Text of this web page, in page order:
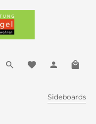
Sideboards